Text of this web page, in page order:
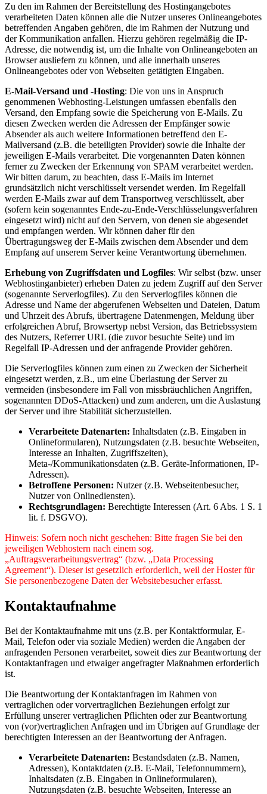
Zu den im Rahmen der Bereitstellung des Hostingangebotes
verarbeiteten Daten können alle die Nutzer unseres Onlineangebotes
betreffenden Angaben gehören, die im Rahmen der Nutzung und
der Kommunikation anfallen. Hierzu gehören regelmäßig die IP-
Adresse, die notwendig ist, um die Inhalte von Onlineangeboten an
Browser ausliefern zu können, und alle innerhalb unseres
Onlineangebotes oder von Webseiten getätigten Eingaben.
E-Mail-Versand und -Hosting: Die von uns in Anspruch
genommenen Webhosting-Leistungen umfassen ebenfalls den
Versand, den Empfang sowie die Speicherung von E-Mails. Zu
diesen Zwecken werden die Adressen der Empfänger sowie
Absender als auch weitere Informationen betreffend den E-
Mailversand (z.B. die beteiligten Provider) sowie die Inhalte der
jeweiligen E-Mails verarbeitet. Die vorgenannten Daten können
ferner zu Zwecken der Erkennung von SPAM verarbeitet werden.
Wir bitten darum, zu beachten, dass E-Mails im Internet
grundsätzlich nicht verschlüsselt versendet werden. Im Regelfall
werden E-Mails zwar auf dem Transportweg verschlüsselt, aber
(sofern kein sogenanntes Ende-zu-Ende-Verschlüsselungsverfahren
eingesetzt wird) nicht auf den Servern, von denen sie abgesendet
und empfangen werden. Wir können daher für den
Übertragungsweg der E-Mails zwischen dem Absender und dem
Empfang auf unserem Server keine Verantwortung übernehmen.
Erhebung von Zugriffsdaten und Logfiles: Wir selbst (bzw. unser
Webhostinganbieter) erheben Daten zu jedem Zugriff auf den Server
(sogenannte Serverlogfiles). Zu den Serverlogfiles können die
Adresse und Name der abgerufenen Webseiten und Dateien, Datum
und Uhrzeit des Abrufs, übertragene Datenmengen, Meldung über
erfolgreichen Abruf, Browsertyp nebst Version, das Betriebssystem
des Nutzers, Referrer URL (die zuvor besuchte Seite) und im
Regelfall IP-Adressen und der anfragende Provider gehören.
Die Serverlogfiles können zum einen zu Zwecken der Sicherheit
eingesetzt werden, z.B., um eine Überlastung der Server zu
vermeiden (insbesondere im Fall von missbräuchlichen Angriffen,
sogenannten DDoS-Attacken) und zum anderen, um die Auslastung
der Server und ihre Stabilität sicherzustellen.
Verarbeitete Datenarten: Inhaltsdaten (z.B. Eingaben in
Onlineformularen), Nutzungsdaten (z.B. besuchte Webseiten,
Interesse an Inhalten, Zugriffszeiten),
Meta-/Kommunikationsdaten (z.B. Geräte-Informationen, IP-
Adressen).
Betroffene Personen: Nutzer (z.B. Webseitenbesucher,
Nutzer von Onlinediensten).
Rechtsgrundlagen: Berechtigte Interessen (Art. 6 Abs. 1 S. 1
lit. f. DSGVO).
Hinweis: Sofern noch nicht geschehen: Bitte fragen Sie bei den
jeweiligen Webhostern nach einem sog.
„Auftragsverarbeitungsvertrag“ (bzw. „Data Processing
Agreement“). Dieser ist gesetzlich erforderlich, weil der Hoster für
Sie personenbezogene Daten der Websitebesucher erfasst.
Kontaktaufnahme
Bei der Kontaktaufnahme mit uns (z.B. per Kontaktformular, E-
Mail, Telefon oder via soziale Medien) werden die Angaben der
anfragenden Personen verarbeitet, soweit dies zur Beantwortung der
Kontaktanfragen und etwaiger angefragter Maßnahmen erforderlich
ist.
Die Beantwortung der Kontaktanfragen im Rahmen von
vertraglichen oder vorvertraglichen Beziehungen erfolgt zur
Erfüllung unserer vertraglichen Pflichten oder zur Beantwortung
von (vor)vertraglichen Anfragen und im Übrigen auf Grundlage der
berechtigten Interessen an der Beantwortung der Anfragen.
Verarbeitete Datenarten: Bestandsdaten (z.B. Namen,
Adressen), Kontaktdaten (z.B. E-Mail, Telefonnummern),
Inhaltsdaten (z.B. Eingaben in Onlineformularen),
Nutzungsdaten (z.B. besuchte Webseiten, Interesse an